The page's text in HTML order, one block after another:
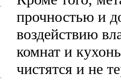
прочностью и
воздействию
комнат и
чистятся и не